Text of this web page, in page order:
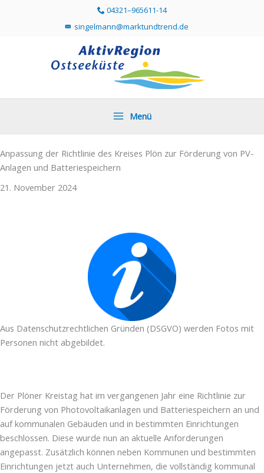
Telefonummer 04321 96561114 direkt
04321–965611-14
Mailprogramm öffnen und Mail an
singelmann@marktundtrend.de
Menü
Anpassung der Richtlinie des Kreises Plön zur Förderung von PV-
Anlagen und Batteriespeichern
21. November 2024
Aus Datenschutzrechtlichen Gründen (DSGVO) werden Fotos mit
Personen nicht abgebildet.
Der Plöner Kreistag hat im vergangenen Jahr eine Richtlinie zur
Förderung von Photovoltaikanlagen und Batteriespeichern an und
auf kommunalen Gebäuden und in bestimmten Einrichtungen
beschlossen. Diese wurde nun an aktuelle Anforderungen
angepasst. Zusätzlich können neben Kommunen und bestimmten
Einrichtungen jetzt auch Unternehmen, die vollständig kommunal